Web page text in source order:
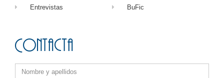
Entrevistas BuFic
Contacta